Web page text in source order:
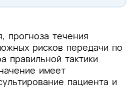
прогноза течения
рисков передачи по
правильной тактики
имеет
пациента и